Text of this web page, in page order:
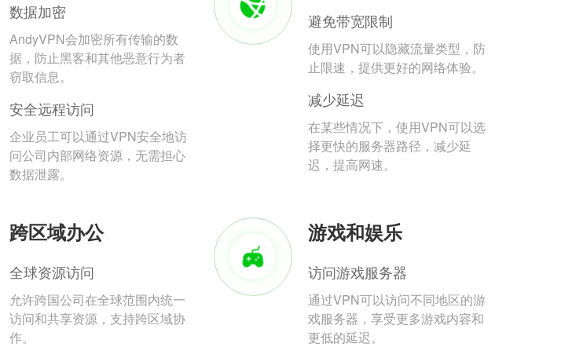
数据加密
AndyVPN会加密所有传输的数
据，防止黑客和其他恶意行为者
窃取信息。
安全远程访问
企业员工可以通过VPN安全地访
问公司内部网络资源，无需担心
数据泄露。
避免带宽限制
使用VPN可以隐藏流量类型，防
止限速，提供更好的网络体验。
减少延迟
在某些情况下，使用VPN可以选
择更快的服务器路径，减少延
迟，提高网速。
跨区域办公
全球资源访问
允许跨国公司在全球范围内统一
访问和共享资源，支持跨区域协
作。
游戏和娱乐
访问游戏服务器
通过VPN可以访问不同地区的游
戏服务器，享受更多游戏内容和
更低的延迟。